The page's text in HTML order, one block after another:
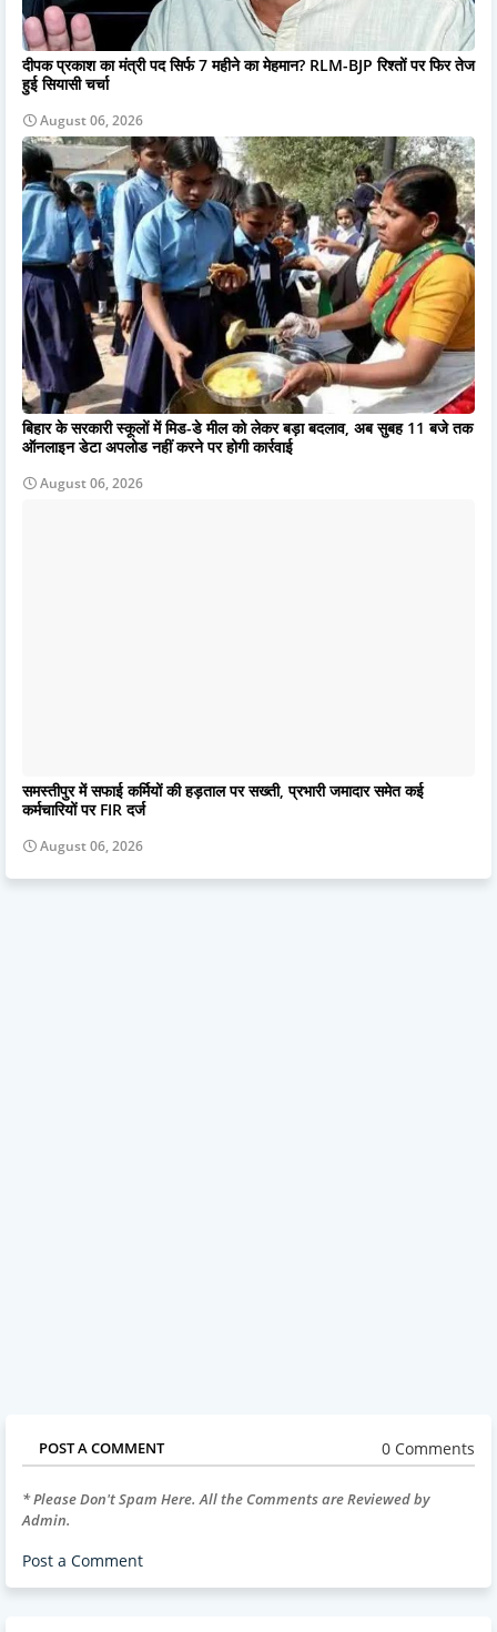
दीपक प्रकाश का मंत्री पद सिर्फ 7 महीने का मेहमान? RLM-BJP रिश्तों पर फिर तेज
हुई सियासी चर्चा
August 06, 2026
बिहार के सरकारी स्कूलों में मिड-डे मील को लेकर बड़ा बदलाव, अब सुबह 11 बजे तक
ऑनलाइन डेटा अपलोड नहीं करने पर होगी कार्रवाई
August 06, 2026
समस्तीपुर में सफाई कर्मियों की हड़ताल पर सख्ती, प्रभारी जमादार समेत कई
कर्मचारियों पर FIR दर्ज
August 06, 2026
POST A COMMENT 0 Comments
* Please Don't Spam Here. All the Comments are Reviewed by
Admin.
Post a Comment